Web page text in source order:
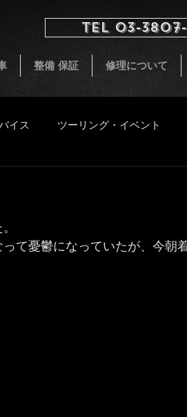
TEL 03-
整備 保証 修理について
イス ツーリング・イベント
て憂鬱になっていたが、今朝